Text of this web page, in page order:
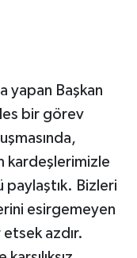
yapan Başkan
bir görev
kardeşlerimizle
paylaştık. Bizleri
esirgemeyen
azdır.